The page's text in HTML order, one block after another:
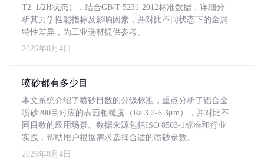
T2_1/2H状态），结合GB/T 5231-2012标准数据，详细分
析其力学性能指标及影响因素，并对比不同状态下的金属
特性差异，为工业选材提供参考。
2026年8月4日
喷砂都有多少目
本文系统介绍了喷砂目数的分级标准，重点分析了铝合金
喷砂200目对应的表面粗糙度（Ra 3.2-6.3μm），并对比不
同目数的应用场景。数据来源包括ISO 8503-1标准和行业
实践，帮助用户根据需求选择合适的喷砂参数。
2026年8月4日